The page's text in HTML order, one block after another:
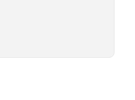
rationnelle de l'énergie et aux énergies renouvelables